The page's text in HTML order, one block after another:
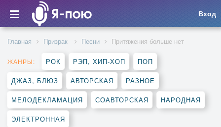
Вход
Главная Призрак Песни Притяжения больше нет
ЖАНРЫ: РОК РЭП, ХИП-ХОП ПОП
ДЖАЗ, БЛЮЗ АВТОРСКАЯ РАЗНОЕ
МЕЛОДЕКЛАМАЦИЯ СОАВТОРСКАЯ НАРОДНАЯ
ЭЛЕКТРОННАЯ